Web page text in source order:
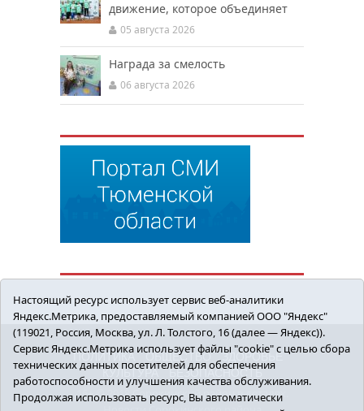
движение, которое объединяет
05 августа 2026
Награда за смелость
06 августа 2026
ПОЛИТИКА ОБЩЕСТВО
ЗДОРОВЬЕ
КУЛЬТУРА
БЕЗОПАСНОСТЬ
16+ © 2018 Сорокинский район в деталях.
Настоящий ресурс использует сервис веб-аналитики
Яндекс.Метрика, предоставляемый компанией ООО "Яндекс"
(119021, Россия, Москва, ул. Л. Толстого, 16 (далее — Яндекс)).
Сервис Яндекс.Метрика использует файлы "cookie" с целью сбора
технических данных посетителей для обеспечения
работоспособности и улучшения качества обслуживания.
Продолжая использовать ресурс, Вы автоматически